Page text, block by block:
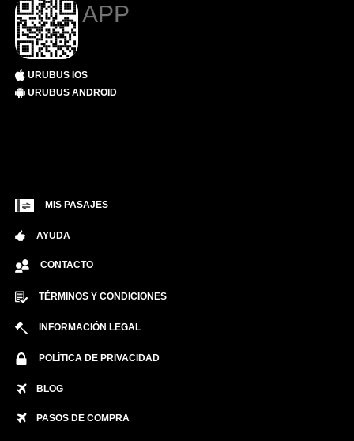
APP
URUBUS IOS
URUBUS ANDROID
MIS PASAJES
AYUDA
CONTACTO
TÉRMINOS Y CONDICIONES
INFORMACIÓN LEGAL
POLÍTICA DE PRIVACIDAD
BLOG
PASOS DE COMPRA